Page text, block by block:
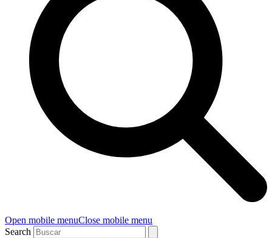
Open mobile menuClose mobile menu
Search